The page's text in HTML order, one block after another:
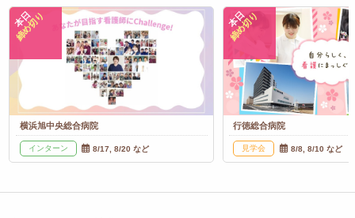
本日
締め切り
横浜旭中央総合病院
インターン 8/17, 8/20 など
本日
締め切り
行徳総合病院
見学会 8/8, 8/10 など